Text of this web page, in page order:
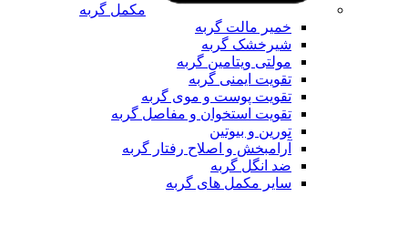
مکمل گربه
خمیر مالت گربه
شیرخشک گربه
مولتی ویتامین گربه
تقویت ایمنی گربه
تقویت پوست و موی گربه
تقویت استخوان و مفاصل گربه
تورین و بیوتین
آرامبخش و اصلاح رفتار گربه
ضد انگل گربه
سایر مکمل های گربه